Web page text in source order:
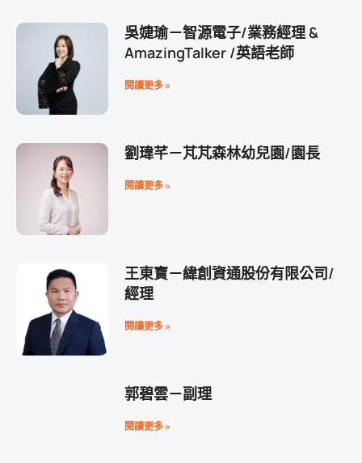
吳婕瑜－智源電子/業務經理 &
AmazingTalker /英語老師
閱讀更多 »
劉瑋芊－芃芃森林幼兒園/園長
閱讀更多 »
王東寶－緯創資通股份有限公司/
經理
閱讀更多 »
郭碧雲－副理
閱讀更多 »